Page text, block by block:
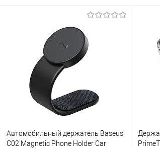
Автомобильный держатель Baseus
C02 Magnetic Phone Holder Car